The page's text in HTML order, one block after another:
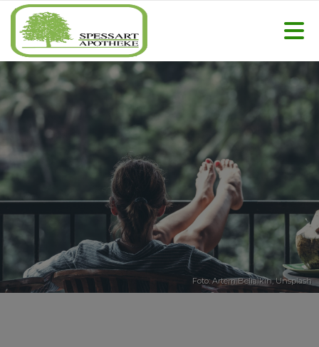
Foto:Artem Beliaikin,Unsplash